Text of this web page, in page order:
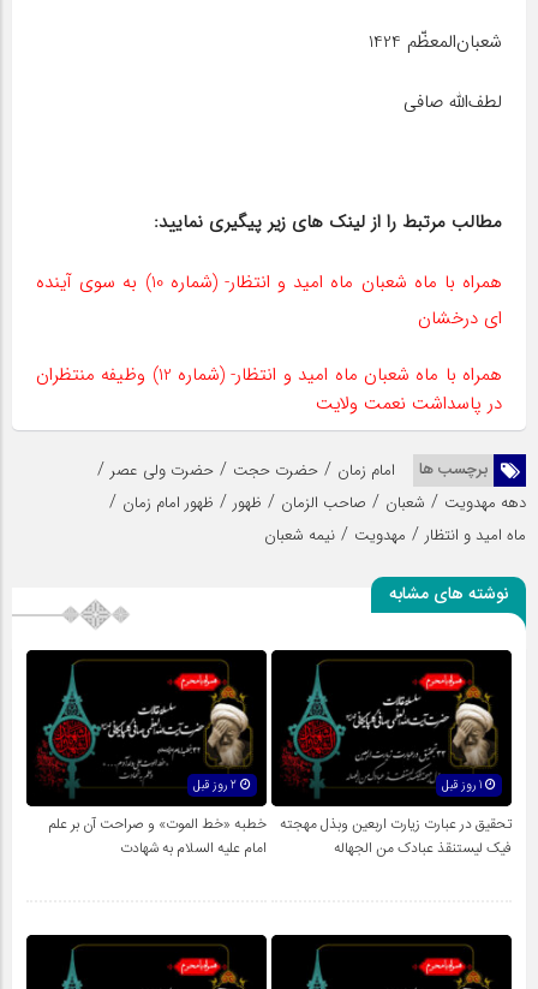
شعبان‌المعظّم 1424
لطف‌الله صافی
مطالب مرتبط را از لینک های زیر پیگیری نمایید:
همراه با ماه شعبان ماه امید و انتظار- (شماره 10) به سوی آینده
ای درخشان
همراه با ماه شعبان ماه امید و انتظار- (شماره 12) وظیفه منتظران
در پاسداشت نعمت ولایت
برچسب ها امام زمان / حضرت حجت / حضرت ولی عصر /
دهه مهدویت / شعبان / صاحب الزمان / ظهور / ظهور امام زمان /
ماه امید و انتظار / مهدویت / نیمه شعبان
نوشته های مشابه
1 روز قبل
تحقیق در عبارت زیارت اربعین وبذل مهجته
فیک لیستنقذ عبادک من الجهاله
خطبه «خط الموت» و صراحت آن بر علم
امام علیه السلام به شهادت